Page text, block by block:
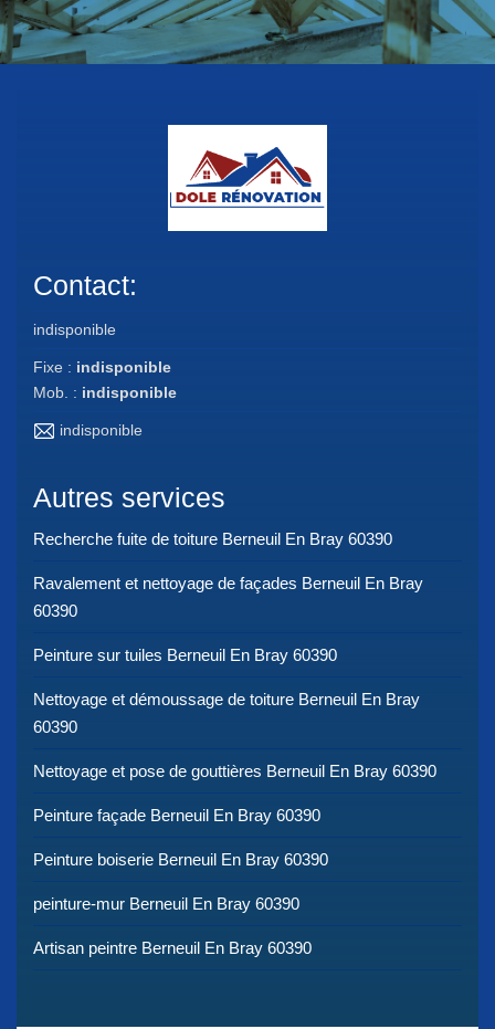
Contact:
indisponible
Fixe : indisponible
Mob. : indisponible
indisponible
Autres services
Recherche fuite de toiture Berneuil En Bray 60390
Ravalement et nettoyage de façades Berneuil En Bray
60390
Peinture sur tuiles Berneuil En Bray 60390
Nettoyage et démoussage de toiture Berneuil En Bray
60390
Nettoyage et pose de gouttières Berneuil En Bray 60390
Peinture façade Berneuil En Bray 60390
Peinture boiserie Berneuil En Bray 60390
peinture-mur Berneuil En Bray 60390
Artisan peintre Berneuil En Bray 60390